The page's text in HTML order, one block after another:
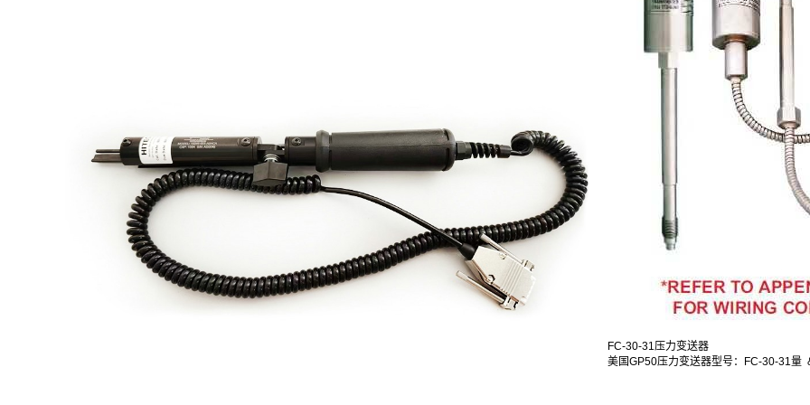
FC-30-31压力变送器
美国GP50压力变送器型号：FC-30-31量